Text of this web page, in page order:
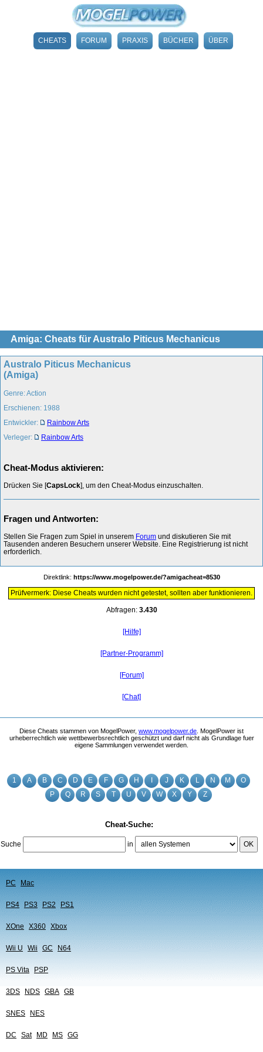
CHEATS FORUM PRAXIS BÜCHER ÜBER
Amiga: Cheats für Australo Piticus Mechanicus
1 A B C D E F G H J K L N M
O
P
Q R S T U V W X Y Z
Cheat-Suche:
Suche in OK
PC Mac
PS4 PS3 PS2 PS1
XOne X360 Xbox
Wii U Wii GC N64
PS Vita PSP
3DS NDS GBA GB
SNES NES
DC Sat MD MS GG
Australo Piticus Mechanicus
(Amiga)
Genre: Action
Erschienen: 1988
Entwickler:
Rainbow Arts
Verleger:
Rainbow Arts
Cheat-Modus aktivieren:
Drücken Sie [CapsLock], um den Cheat-Modus einzuschalten.
Fragen und Antworten:
Stellen Sie Fragen zum Spiel in unserem Forum und diskutieren Sie mit
Tausenden anderen Besuchern unserer Website. Eine Registrierung ist nicht
erforderlich.
Direktlink: https://www.mogelpower.de/?amigacheat=8530
Prüfvermerk: Diese Cheats wurden nicht getestet, sollten aber funktionieren.
Abfragen: 3.430
[Hilfe]
[Partner-Programm]
[Forum]
[Chat]
Diese Cheats stammen von MogelPower, www.mogelpower.de . MogelPower ist
urheberrechtlich wie wettbewerbsrechtlich geschützt und darf nicht als Grundlage fuer
eigene Sammlungen verwendet werden.